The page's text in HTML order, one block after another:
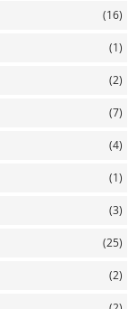
(16)
(1)
(2)
(7)
(4)
(1)
(3)
(25)
(2)